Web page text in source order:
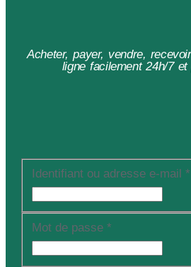
Acheter, payer, vendre,
ligne facilement 24h/7 et
Identifiant ou adresse e-mail *
Mot de passe *